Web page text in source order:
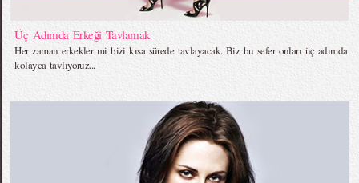
Üç Adımda Erkeği Tavlamak
Her zaman erkekler mi bizi kısa sürede tavlayacak. Biz bu sefer onları üç adımda
kolayca tavlıyoruz...